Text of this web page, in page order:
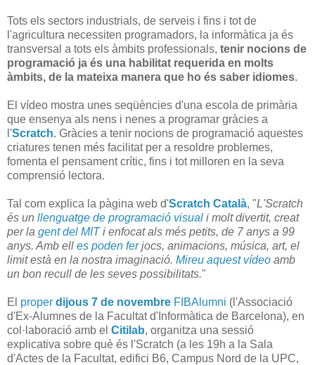
Tots els sectors industrials, de serveis i fins i tot de
l'agricultura necessiten programadors, la informàtica ja és
transversal a tots els àmbits professionals, tenir nocions de
programació ja és una habilitat requerida en molts
àmbits, de la mateixa manera que ho és saber idiomes.
El vídeo mostra unes seqüències d'una escola de primària
que ensenya als nens i nenes a programar gràcies a
l'Scratch. Gràcies a tenir nocions de programació aquestes
criatures tenen més facilitat per a resoldre problemes,
fomenta el pensament crític, fins i tot milloren en la seva
comprensió lectora.
Tal com explica la pàgina web d'Scratch Català, "L'Scratch
és un llenguatge de programació visual i molt divertit, creat
per la gent del MITi enfocat als més petits, de 7 anys a 99
anys. Amb ell es poden ferjocs, animacions, música, art, el
limit està en la nostra imaginació. Mireu aquest vídeo amb
un bon recull de les seves possibilitats."
El proper dijous 7 de novembre FIBAlumni (l'Associació
d'Ex-Alumnes de la Facultat d'Informàtica de Barcelona), en
col·laboració amb el Citilab, organitza una sessió
explicativa sobre què és l'Scratch (a les 19h a la Sala
d'Actes de la Facultat, edifici B6, Campus Nord de la UPC,